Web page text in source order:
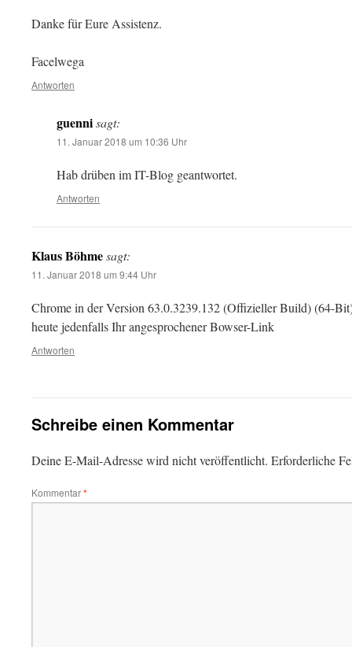
Danke für Eure Assistenz.
Facelwega
Antworten
guennisagt:
11. Januar 2018 um 10:36 Uhr
Hab drüben im IT-Blog geantwortet.
Antworten
Klaus Böhmesagt:
11. Januar 2018 um 9:44 Uhr
Chrome in der Version 63.0.3239.132 (Offizieller Build) (64-
heute jedenfalls Ihr angesprochener Bowser-Link
Antworten
Schreibe einen Kommentar
Deine E-Mail-Adresse wird nicht veröffentlicht. Erforderliche
Kommentar*